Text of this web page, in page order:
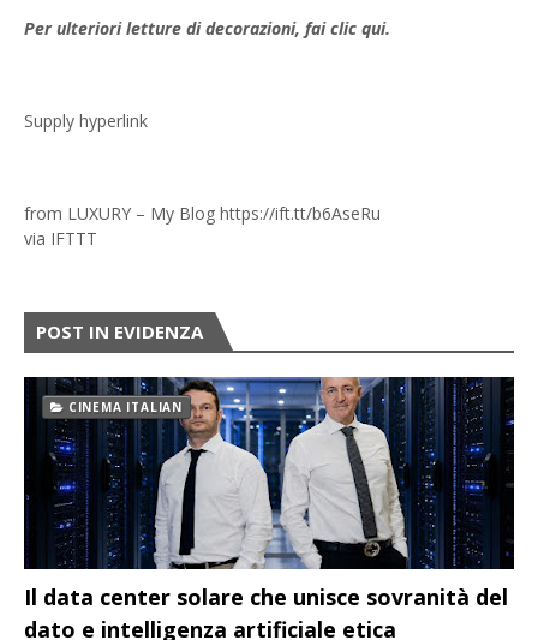
Per ulteriori letture di decorazioni, fai clic qui.
Supply hyperlink
from LUXURY – My Blog https://ift.tt/b6AseRu
via IFTTT
POST IN EVIDENZA
CINEMA ITALIAN
Il data center solare che unisce sovranità del
dato e intelligenza artificiale etica